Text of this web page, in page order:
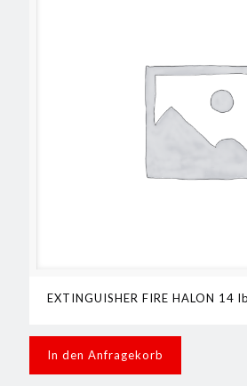
EXTINGUISHER FIRE HALON 14
In den Anfragekorb